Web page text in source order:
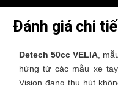
Đánh giá chi
Detech 50cc VELIA,
hứng từ các mẫu xe
Vision đang thu hút